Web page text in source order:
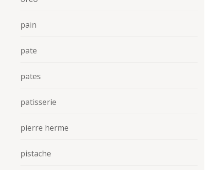
pain
pate
pates
patisserie
pierre herme
pistache